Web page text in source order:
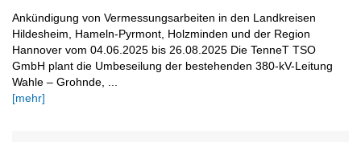
Ankündigung von Vermessungsarbeiten in den Landkreisen
Hildesheim, Hameln-Pyrmont, Holzminden und der Region
Hannover vom 04.06.2025 bis 26.08.2025 Die TenneT TSO
GmbH plant die Umbeseilung der bestehenden 380-kV-Leitung
Wahle – Grohnde, ...
[mehr]